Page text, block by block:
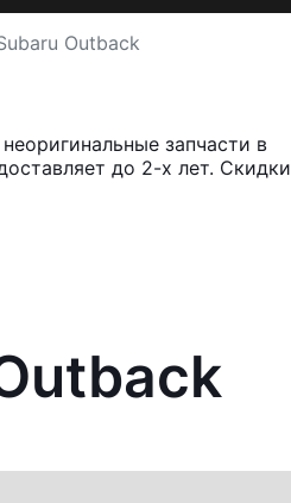
Outback
запчасти в
до 2-х лет. Скидки